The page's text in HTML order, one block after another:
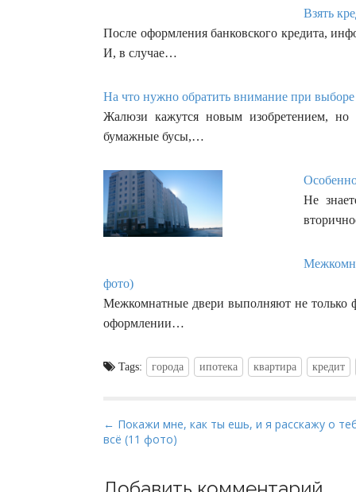
Взять
После оформления банковского кредита,
И, в случае…
На что нужно обратить внимание при
Жалюзи кажутся новым изобретением, но
бумажные бусы,…
Не
фото)
Межкомнатные двери выполняют не
оформлении…
Tags: города ипотека квартира кредит
P
o
← Покажи мне, как ты ешь, и я расскажу о
всё (11 фото)